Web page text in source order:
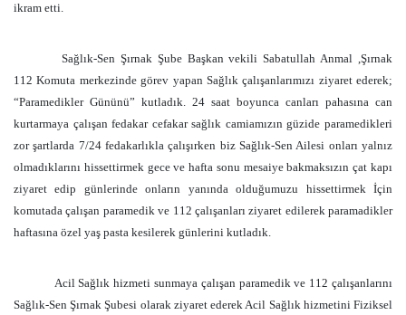
ikram etti.
Sağlık-Sen Şırnak Şube Başkan vekili Sabatullah Anmal ,Şırnak
112 Komuta merkezinde görev yapan Sağlık çalışanlarımızı ziyaret ederek;
“Paramedikler Gününü” kutladık. 24 saat boyunca canları pahasına can
kurtarmaya çalışan fedakar cefakar sağlık camiamızın güzide paramedikleri
zor şartlarda 7/24 fedakarlıkla çalışırken biz Sağlık-Sen Ailesi onları yalnız
olmadıklarını hissettirmek gece ve hafta sonu mesaiye bakmaksızın çat kapı
ziyaret edip günlerinde onların yanında olduğumuzu hissettirmek İçin
komutada çalışan paramedik ve 112 çalışanları ziyaret edilerek paramadikler
haftasına özel yaş pasta kesilerek günlerini kutladık.
Acil Sağlık hizmeti sunmaya çalışan paramedik ve 112 çalışanlarını
Sağlık-Sen Şırnak Şubesi olarak ziyaret ederek Acil Sağlık hizmetini Fiziksel